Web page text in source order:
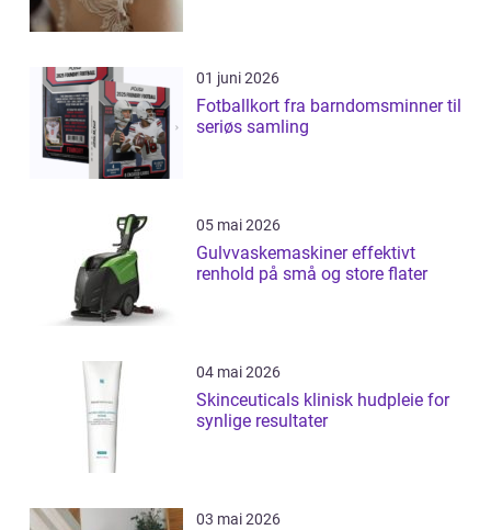
01 juni 2026
Fotballkort fra barndomsminner til
seriøs samling
05 mai 2026
Gulvvaskemaskiner effektivt
renhold på små og store flater
04 mai 2026
Skinceuticals klinisk hudpleie for
synlige resultater
03 mai 2026